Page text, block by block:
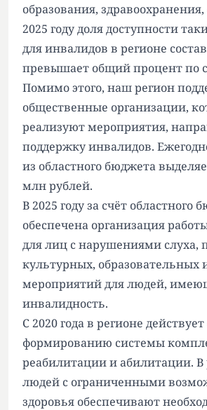
образования,
2025 году доля доступности
для инвалидов в регионе
превышает общий процент по
Помимо этого, наш регион
общественные организации,
реализуют мероприятия,
поддержку инвалидов.
из областного бюджета
млн рублей.
В 2025 году за счёт областного
обеспечена организация
для лиц с нарушениями слуха,
культурных, образовательных
мероприятий для людей,
инвалидность.
С 2020 года в регионе
формированию системы
реабилитации и абилитации. В
людей с ограниченными
здоровья обеспечивают